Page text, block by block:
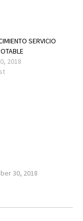
SERVICIO
2018
30, 2018